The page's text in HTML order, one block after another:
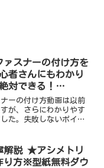
ァスナーの付け方を
者さんにもわかり
対できる！
ーの付け方動画は以前
が、さらにわかりやす
た。失敗しないポイン
ね。【出来上がり
縦16㎝...
解説 ★アシメトリ
り方※型紙無料ダウ